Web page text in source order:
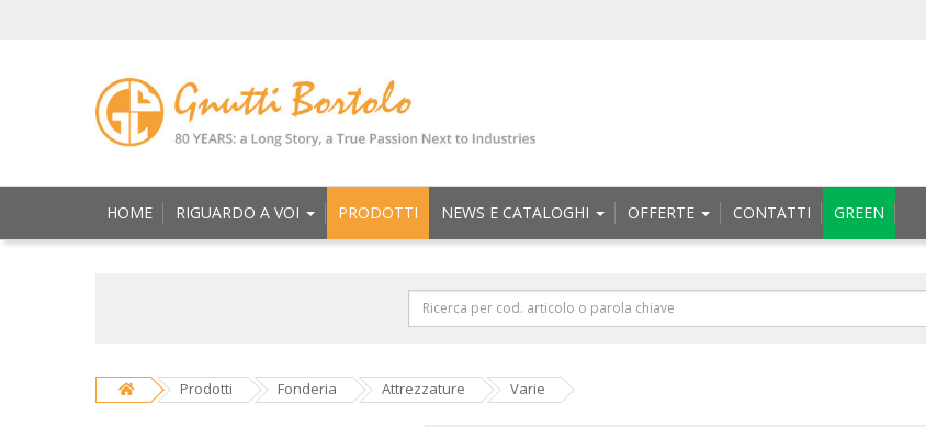
HOME RIGUARDO A VOI PRODOTTI NEWS E CATALOGHI OFFERTE CONTATTI GREEN
Prodotti Fonderia Attrezzature Varie